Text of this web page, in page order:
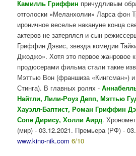
Камилль Гриффин причудливым
отголоски «Меланхолии» Ларса фон
ироничное веселье накануне конца
актеров не затерялся и сын
Гриффин Дэвис, звезда комедии
Джоджо». Хотя это первое жанровое
продюсерами фильма стали такие
Мэттью Вон (франшиза «Кингсман»)
Стинга). В главных ролях -
Найтли, Лили-Роуз Депп, Мэттью
Хауэлл-Баптист, Роман Гриффин
Сопе Дирису, Холли Аирд.
(мир) - 03.12.2021. Премьера (РФ) -
www.kino-nik.com 6/10